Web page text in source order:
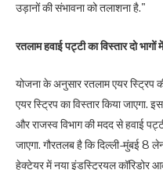
उड़ानों की संभावना को तलाशना है."
रतलाम हवाई पट्टी का विस्तार दो भागों में
योजना के अनुसार रतलाम एयर स्ट्रिप
एयर स्ट्रिप का विस्तार किया जाएगा.
और राजस्व विभाग की मदद से हवाई
जाएगा. गौरतलब है कि दिल्ली-मुंबई
हेक्टेयर में नया इंडस्ट्रियल कॉरिडोर